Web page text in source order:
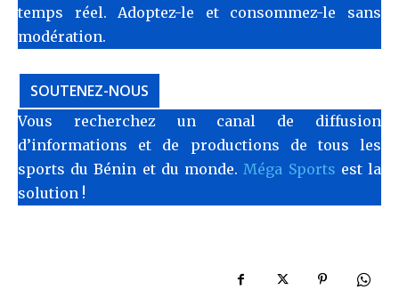
temps réel. Adoptez-le et consommez-le sans
modération.
SOUTENEZ-NOUS
Vous recherchez un canal de diffusion
d’informations et de productions de tous les
sports du Bénin et du monde. Méga Sports est la
solution !